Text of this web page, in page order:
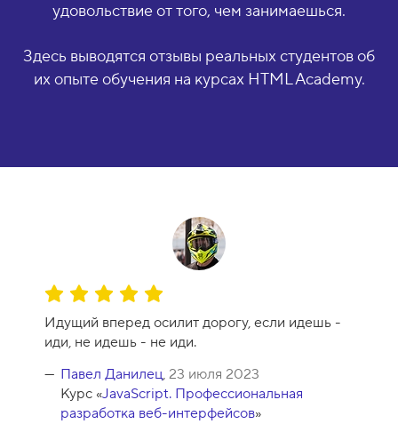
удовольствие от того, чем занимаешься.
Здесь выводятся отзывы реальных студентов об
их опыте обучения на курсах HTML Academy.
О
ц
е
н
к
Идущий вперед осилит дорогу, если идешь -
иди, не идешь - не иди.
Павел Данилец, 23 июля 2023
Курс «JavaScript. Профессиональная
разработка веб-интерфейсов»